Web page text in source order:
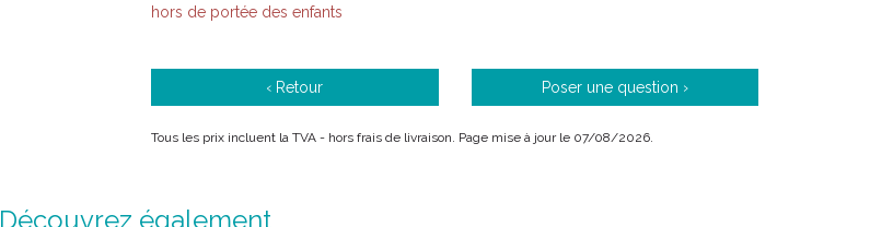
Certification relative aux produits cosmétiques biologiques ou naturels.
Norme ISO 13485
pour les compléments alimentaires et produits diététiques.
hors de portée des enfants
‹ Retour Poser une question ›
Tous les prix incluent la TVA - hors frais de livraison. Page mise à jour le 07/08/2026.
Découvrez également